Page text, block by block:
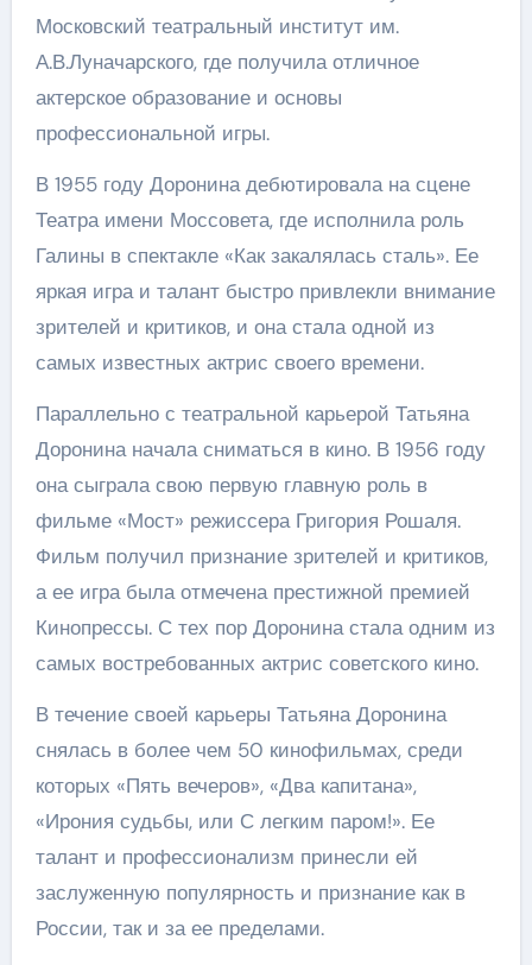
Московский театральный институт им.
А.В.Луначарского, где получила отличное
актерское образование и основы
профессиональной игры.
В 1955 году Доронина дебютировала на сцене
Театра имени Моссовета, где исполнила роль
Галины в спектакле «Как закалялась сталь». Ее
яркая игра и талант быстро привлекли внимание
зрителей и критиков, и она стала одной из
самых известных актрис своего времени.
Параллельно с театральной карьерой Татьяна
Доронина начала сниматься в кино. В 1956 году
она сыграла свою первую главную роль в
фильме «Мост» режиссера Григория Рошаля.
Фильм получил признание зрителей и критиков,
а ее игра была отмечена престижной премией
Кинопрессы. С тех пор Доронина стала одним из
самых востребованных актрис советского кино.
В течение своей карьеры Татьяна Доронина
снялась в более чем 50 кинофильмах, среди
которых «Пять вечеров», «Два капитана»,
«Ирония судьбы, или С легким паром!». Ее
талант и профессионализм принесли ей
заслуженную популярность и признание как в
России, так и за ее пределами.